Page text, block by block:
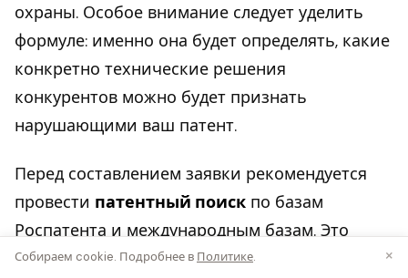
охраны. Особое внимание следует уделить
формуле: именно она будет определять, какие
конкретно технические решения
конкурентов можно будет признать
нарушающими ваш патент.
Перед составлением заявки рекомендуется
провести патентный поиск по базам
Роспатента и международным базам. Это
позволит выявить аналоги и прототип,
×
Собираем cookie. Подробнее в Политике.